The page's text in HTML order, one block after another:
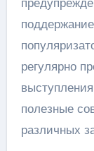
регулярно
полезные
различных